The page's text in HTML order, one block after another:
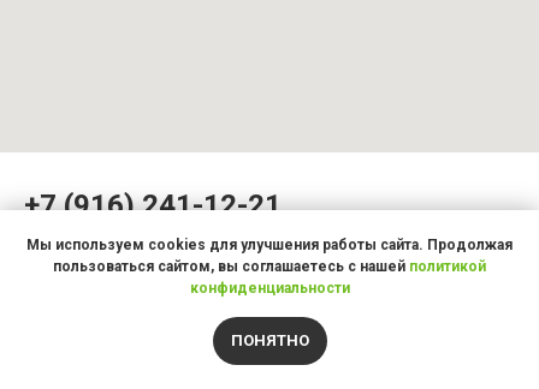
Мы используем cookies для улучшения работы сайта. Продолжая
пользоваться сайтом, вы соглашаетесь с нашей политикой
конфиденциальности
ПОНЯТНО
+7 (916) 241-12-21
Москва, Сущёвская ул., 21
2 мин ходьбы от м.Менделеевская
5 мин от м.Новослободская